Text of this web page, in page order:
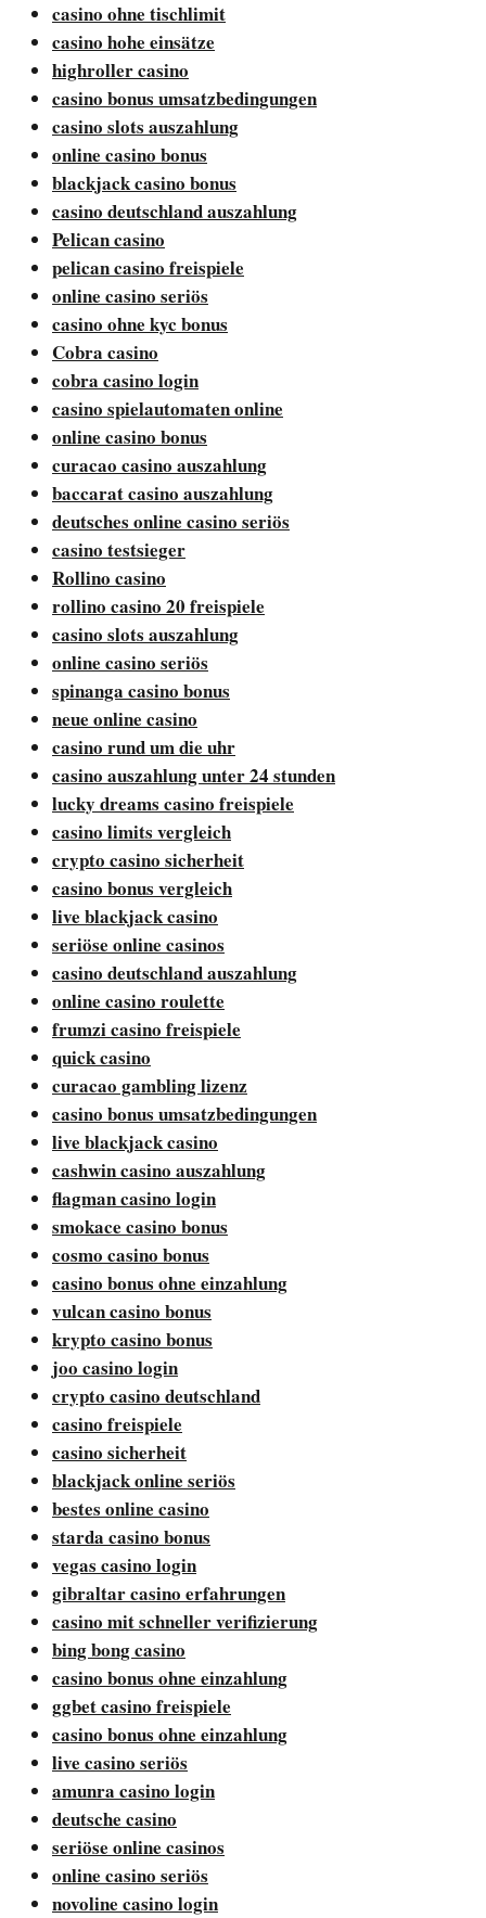
casino ohne tischlimit
casino hohe einsätze
highroller casino
casino bonus umsatzbedingungen
casino slots auszahlung
online casino bonus
blackjack casino bonus
casino deutschland auszahlung
Pelican casino
pelican casino freispiele
online casino seriös
casino ohne kyc bonus
Cobra casino
cobra casino login
casino spielautomaten online
online casino bonus
curacao casino auszahlung
baccarat casino auszahlung
deutsches online casino seriös
casino testsieger
Rollino casino
rollino casino 20 freispiele
casino slots auszahlung
online casino seriös
spinanga casino bonus
neue online casino
casino rund um die uhr
casino auszahlung unter 24 stunden
lucky dreams casino freispiele
casino limits vergleich
crypto casino sicherheit
casino bonus vergleich
live blackjack casino
seriöse online casinos
casino deutschland auszahlung
online casino roulette
frumzi casino freispiele
quick casino
curacao gambling lizenz
casino bonus umsatzbedingungen
live blackjack casino
cashwin casino auszahlung
flagman casino login
smokace casino bonus
cosmo casino bonus
casino bonus ohne einzahlung
vulcan casino bonus
krypto casino bonus
joo casino login
crypto casino deutschland
casino freispiele
casino sicherheit
blackjack online seriös
bestes online casino
starda casino bonus
vegas casino login
gibraltar casino erfahrungen
casino mit schneller verifizierung
bing bong casino
casino bonus ohne einzahlung
ggbet casino freispiele
casino bonus ohne einzahlung
live casino seriös
amunra casino login
deutsche casino
seriöse online casinos
online casino seriös
novoline casino login